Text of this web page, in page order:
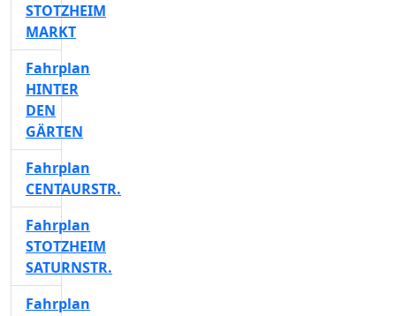
STOTZHEIM
MARKT
Fahrplan
HINTER
DEN
GÄRTEN
Fahrplan
CENTAURSTR.
Fahrplan
STOTZHEIM
SATURNSTR.
Fahrplan